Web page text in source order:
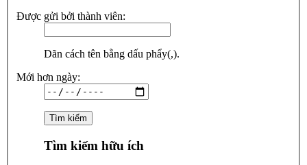
Được gửi bởi thành viên:
Dãn cách tên bằng dấu phẩy(,).
Mới hơn ngày:
Tìm kiếm hữu ích